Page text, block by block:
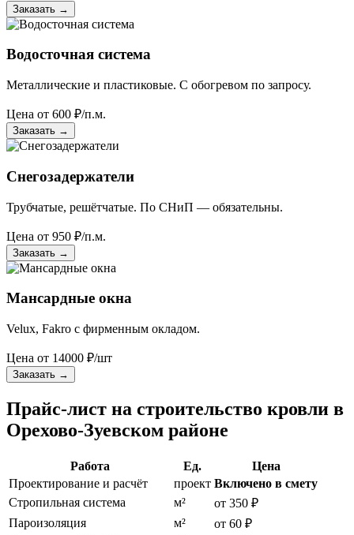
Заказать →
Водосточная система
Металлические и пластиковые. С обогревом по запросу.
Цена от 600 ₽/п.м.
Заказать →
Снегозадержатели
Трубчатые, решётчатые. По СНиП — обязательны.
Цена от 950 ₽/п.м.
Заказать →
Мансардные окна
Velux, Fakro с фирменным окладом.
Цена от 14000 ₽/шт
Заказать →
Прайс-лист на строительство кровли в
Орехово-Зуевском районе
Работа Ед.
Цена
Проектирование и расчёт
проект Включено в смету
Стропильная система
м²
от 350 ₽
Пароизоляция
м²
от 60 ₽